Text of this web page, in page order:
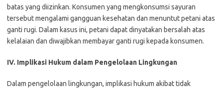
batas yang diizinkan. Konsumen yang mengkonsumsi sayuran
tersebut mengalami gangguan kesehatan dan menuntut petani atas
ganti rugi. Dalam kasus ini, petani dapat dinyatakan bersalah atas
kelalaian dan diwajibkan membayar ganti rugi kepada konsumen.
IV. Implikasi Hukum dalam Pengelolaan Lingkungan
Dalam pengelolaan lingkungan, implikasi hukum akibat tidak